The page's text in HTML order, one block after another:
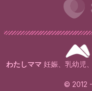
わたしママ 妊娠、乳幼児
© 2012 -